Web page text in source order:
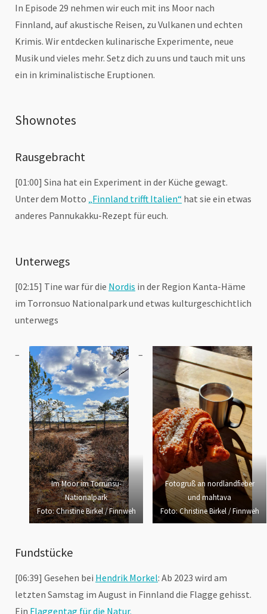
In Episode 29 nehmen wir euch mit ins Moor nach
Finnland, auf akustische Reisen, zu Vulkanen und echten
Krimis. Wir entdecken kulinarische Experimente, neue
Musik und vieles mehr. Setz dich zu uns und tauch mit uns
ein in kriminalistische Eruptionen.
Shownotes
Rausgebracht
[01:00] Sina hat ein Experiment in der Küche gewagt.
Unter dem Motto „Finnland trifft Italien“ hat sie ein etwas
anderes Pannukakku-Rezept für euch.
Unterwegs
[02:15] Tine war für die Nordis in der Region Kanta-Häme
im Torronsuo Nationalpark und etwas kulturgeschichtlich
unterwegs
Im Moor im Torrunsu-
Nationalpark
Foto: Christine Birkel / Finnweh
Fotogruß an nordlandfieber
und mahtava
Foto: Christine Birkel / Finnweh
Fundstücke
[06:39] Gesehen bei Hendrik Morkel: Ab 2023 wird am
letzten Samstag im August in Finnland die Flagge gehisst.
Ein Flaggentag für die Natur.